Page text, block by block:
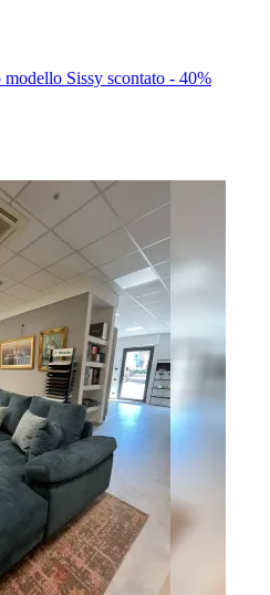
Sissy scontato - 40%